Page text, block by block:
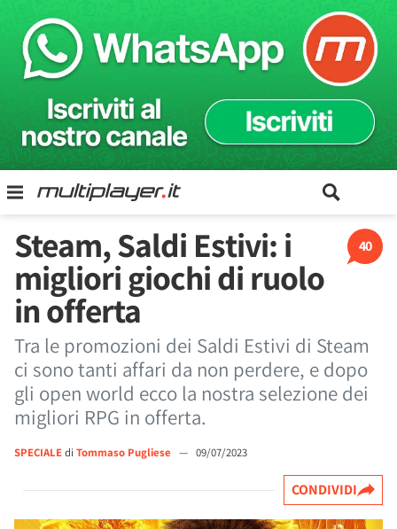
40
Steam, Saldi Estivi: i
migliori giochi di ruolo
in offerta
Tra le promozioni dei Saldi Estivi di Steam
ci sono tanti affari da non perdere, e dopo
gli open world ecco la nostra selezione dei
migliori RPG in offerta.
SPECIALEdi Tommaso Pugliese — 09/07/2023
CONDIVIDI